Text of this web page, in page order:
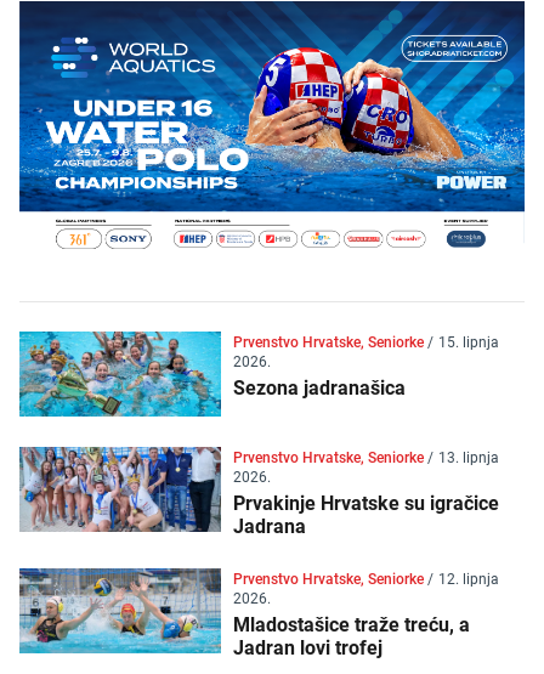
Prvenstvo Hrvatske, Seniorke/ 15. lipnja
2026.
Sezona jadranašica
Prvenstvo Hrvatske, Seniorke/ 13. lipnja
2026.
Prvakinje Hrvatske su igračice
Jadrana
Prvenstvo Hrvatske, Seniorke/ 12. lipnja
2026.
Mladostašice traže treću, a
Jadran lovi trofej